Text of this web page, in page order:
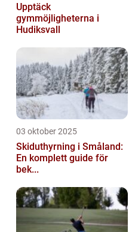
Upptäck
gymmöjligheterna i
Hudiksvall
03 oktober 2025
Skiduthyrning i Småland:
En komplett guide för
bek...